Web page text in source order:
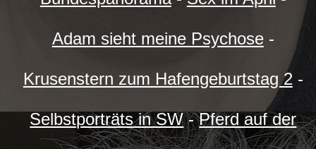
Adam sieht meine Psychose-
Krusenstern zum Hafengeburtstag 2-
Selbstporträts in SW-Pferd auf der